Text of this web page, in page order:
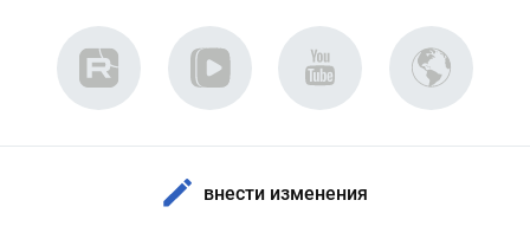
внести изменения